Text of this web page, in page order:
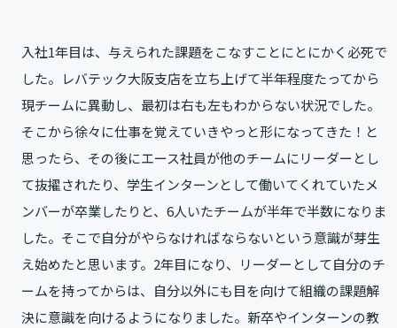
入社1年目は、与えられた課題をこなすことにとにかく必死で
した。レバテック大阪支店を立ち上げて半年程度たってから
現チームに異動し、最初は右も左もわからない状況でした。
そこから徐々に仕事を覚えていきやっと形になってきた！と
思ったら、その後にエース社員が他のチームにリーダーとし
て抜擢されたり、学生インターンとして働いてくれていたメ
ンバーが卒業したりと、6人いたチームが半年で半数になりま
した。そこで自分がやらなければならないという意識が芽生
え始めたと思います。2年目になり、リーダーとして自分のチ
ームを持ってからは、自分以外にも目を向けて組織の課題解
決に意識を向けるようになりました。新卒やインターンの教